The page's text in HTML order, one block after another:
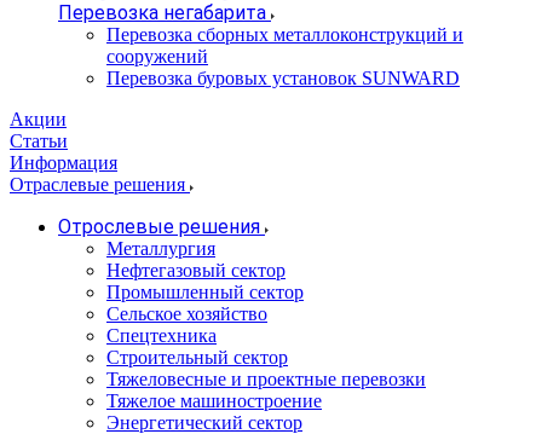
Перевозка негабарита
Перевозка сборных металлоконструкций и
сооружений
Перевозка буровых установок SUNWARD
Акции
Статьи
Информация
Отраслевые решения
Отрослевые решения
Металлургия
Нефтегазовый сектор
Промышленный сектор
Сельское хозяйство
Спецтехника
Строительный сектор
Тяжеловесные и проектные перевозки
Тяжелое машиностроение
Энергетический сектор